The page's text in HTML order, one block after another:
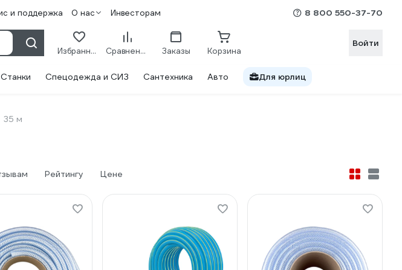
и поддержка О нас Инвесторам 8 800 550-37-70
Избранное Сравнение Заказы Корзина
Войти
Станки Спецодежда и СИЗ Сантехника Авто Для юрлиц
35 м
Рейтингу Цене